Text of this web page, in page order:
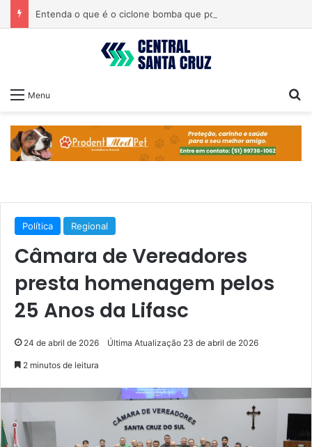
Menu
Política Regional
Câmara de Vereadores
presta homenagem pelos
25 Anos da Lifasc
24 de abril de 2026 Última Atualização 23 de abril de 2026
2 minutos de leitura